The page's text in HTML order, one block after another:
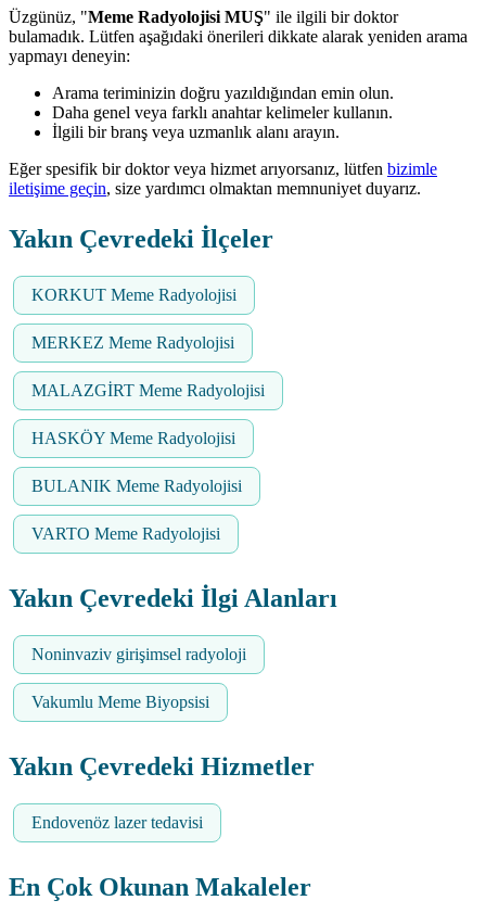
Üzgünüz, "Meme Radyolojisi MUŞ" ile ilgili bir doktor
bulamadık. Lütfen aşağıdaki önerileri dikkate alarak yeniden arama
yapmayı deneyin:
Arama teriminizin doğru yazıldığından emin olun.
Daha genel veya farklı anahtar kelimeler kullanın.
İlgili bir branş veya uzmanlık alanı arayın.
Eğer spesifik bir doktor veya hizmet arıyorsanız, lütfen bizimle
iletişime geçin, size yardımcı olmaktan memnuniyet duyarız.
Yakın Çevredeki İlçeler
KORKUT Meme Radyolojisi
MERKEZ Meme Radyolojisi
MALAZGİRT Meme Radyolojisi
HASKÖY Meme Radyolojisi
BULANIK Meme Radyolojisi
VARTO Meme Radyolojisi
Yakın Çevredeki İlgi Alanları
Noninvaziv girişimsel radyoloji
Vakumlu Meme Biyopsisi
Yakın Çevredeki Hizmetler
Endovenöz lazer tedavisi
En Çok Okunan Makaleler